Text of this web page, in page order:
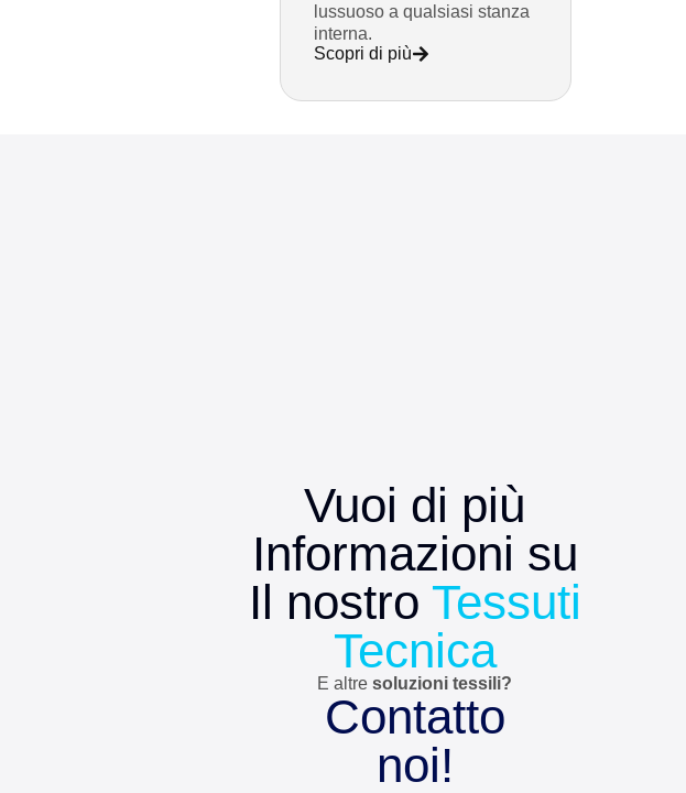
lussuoso a qualsiasi stanza
interna.
Scopri di più
Vuoi di più
Informazioni su
Il nostro Tessuti
Tecnica
E altresoluzioni tessili?
Contatto
noi!